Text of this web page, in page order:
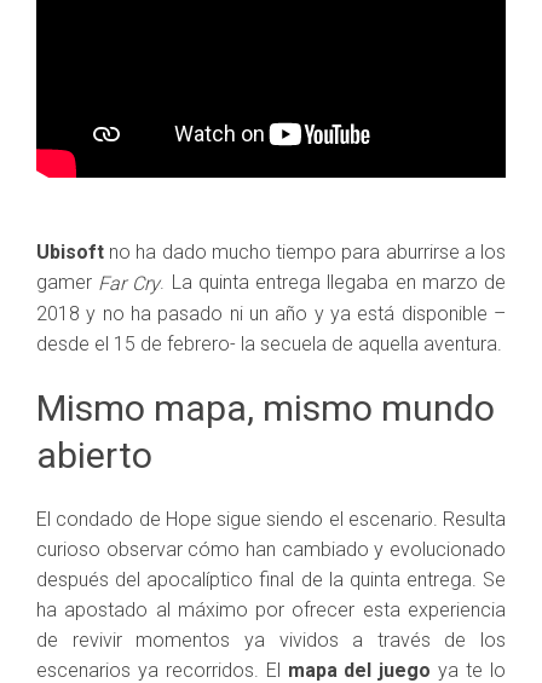
Ubisoft no ha dado mucho tiempo para aburrirse a los
gamer Far Cry. La quinta entrega llegaba en marzo de
2018 y no ha pasado ni un año y ya está disponible –
desde el 15 de febrero- la secuela de aquella aventura.
Mismo mapa, mismo mundo
abierto
El condado de Hope sigue siendo el escenario. Resulta
curioso observar cómo han cambiado y evolucionado
después del apocalíptico final de la quinta entrega. Se
ha apostado al máximo por ofrecer esta experiencia
de revivir momentos ya vividos a través de los
escenarios ya recorridos. El mapa del juego ya te lo